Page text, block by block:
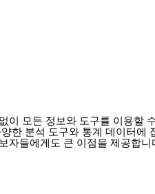
이 모든 정보와 도구를 이용할
한 분석 도구와 통계 데이터에
자들에게도 큰 이점을 제공합니